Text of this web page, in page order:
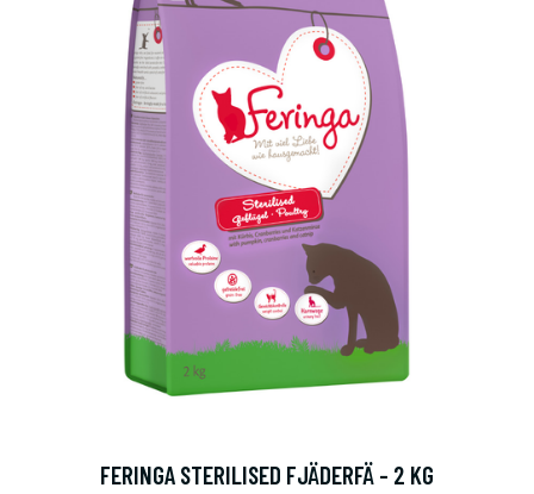
FERINGA STERILISED FJÄDERFÄ - 2 KG